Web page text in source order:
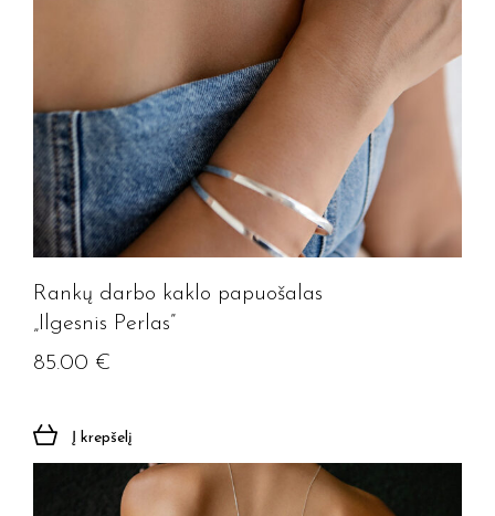
Rankų darbo kaklo papuošalas
„Ilgesnis Perlas”
85.00 €
Į krepšelį